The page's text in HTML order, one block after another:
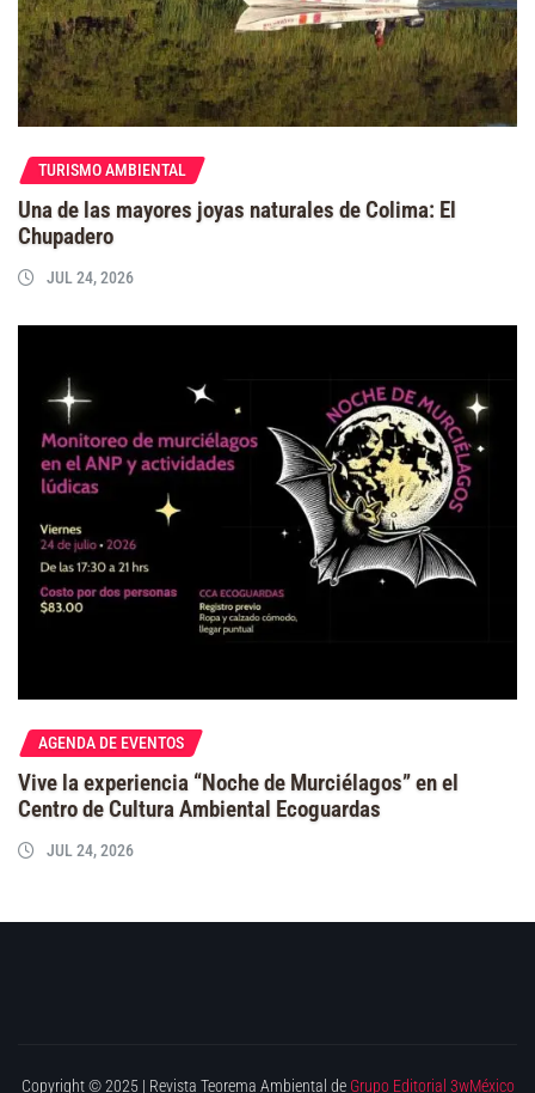
TURISMO AMBIENTAL
Una de las mayores joyas naturales de Colima: El
Chupadero
JUL 24, 2026
AGENDA DE EVENTOS
Vive la experiencia “Noche de Murciélagos” en el
Centro de Cultura Ambiental Ecoguardas
JUL 24, 2026
Copyright © 2025 | Revista Teorema Ambiental de Grupo Editorial 3wMéxico